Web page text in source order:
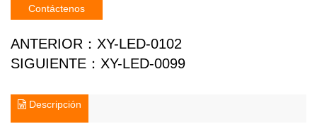
Contáctenos
ANTERIOR： XY-LED-0102
SIGUIENTE： XY-LED-0099
Descripción